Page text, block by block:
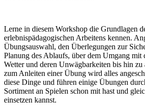
Lerne in diesem Workshop die Grundlagen
erlebnispädagogischen Arbeitens kennen.
Übungsauswahl, den Überlegungen zur
Planung des Ablaufs, über dem Umgang mit
Wetter und deren Unwägbarkeiten bis hin zu
zum Anleiten einer Übung wird alles
diese Dinge und führen einige Übungen
Sortiment an Spielen schon mit hast und
einsetzen kannst.